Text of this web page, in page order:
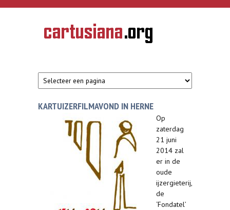
Overslaan en naar de inhoud gaan
CARTUSIANA
Geschiedenis
van de
KARTUIZERFILMAVOND IN HERNE
Op
zaterdag
21 juni
2014 zal
er in de
oude
ijzergieterij,
de
‘Fondatel’